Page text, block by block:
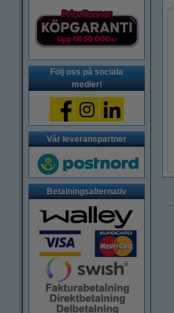
Följ oss på sociala
medier!
Vår leveranspartner
Betalningsalternativ